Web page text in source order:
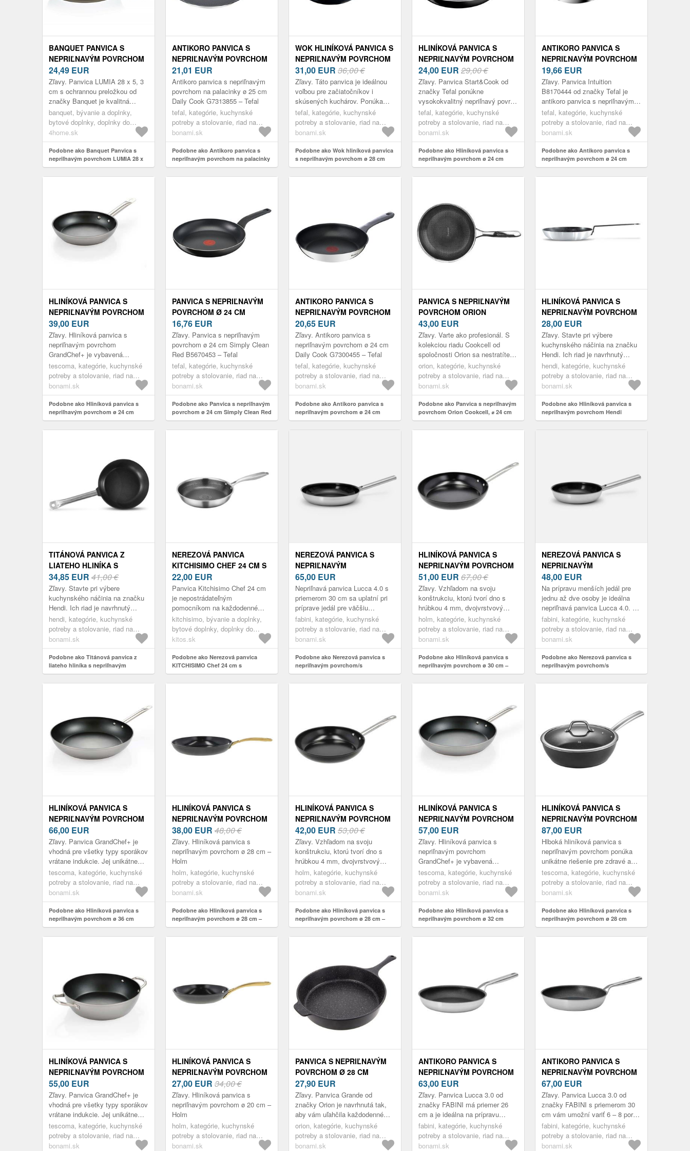
BANQUET PANVICA S
NEPRIĽNAVÝM POVRCHOM
LUMIA 28 X 5, 3 CM, PR. 28
CM
24,49 EUR
Zľavy. Panvica LUMIA 28 x 5, 3
cm s ochrannou preložkou od
značky Banquet je kvalitná
kovaná hliníková panvica s 3-
vrstvovým nepriľnavým
povrchom, ktorý ...
banquet, bývanie a doplnky,
bytové doplnky, doplnky do
kuchyne, varenie, panvice
4home.sk
Podobne ako Banquet Panvica s
nepriľnavým povrchom LUMIA 28 x
5, 3 cm, pr. 28 cm
ANTIKORO PANVICA S
NEPRIĽNAVÝM POVRCHOM
NA PALACINKY Ø 25 CM
DAILY COOK G7313855 –
TEFAL
21,01 EUR
Antikoro panvica s nepriľnavým
povrchom na palacinky ø 25 cm
Daily Cook G7313855 – Tefal
tefal, kategórie, kuchynské
potreby a stolovanie, riad na
varenie, panvice
bonami.sk
Podobne ako Antikoro panvica s
nepriľnavým povrchom na palacinky
ø 25 cm Daily Cook G7313855 – Tefal
WOK HLINÍKOVÁ PANVICA S
NEPRIĽNAVÝM POVRCHOM
Ø 28 CM BLACK STONE
G2811972 – TEFAL
31,00 EUR 36,00 €
Zľavy. Táto panvica je ideálnou
voľbou pre začiatočníkov i
skúsených kuchárov. Ponúka
vysokoodolný nepriľnavý povrch
Mineralia+ obohatený o pevné
minerály...
tefal, kategórie, kuchynské
potreby a stolovanie, riad na
varenie, panvice
bonami.sk
Podobne ako Wok hliníková panvica
s nepriľnavým povrchom ø 28 cm
Black stone G2811972 – Tefal
HLINÍKOVÁ PANVICA S
NEPRIĽNAVÝM POVRCHOM
Ø 24 CM START&COOK
C2720453 – TEFAL
24,00 EUR 29,00 €
Zľavy. Panvica Start&Cook od
značky Tefal ponúkne
vysokokvalitný nepriľnavý povrch
Titanium so špeciálnou úpravou
zabraňujúcou jeho poškriabaniu.
Zároveň ...
tefal, kategórie, kuchynské
potreby a stolovanie, riad na
varenie, panvice
bonami.sk
Podobne ako Hliníková panvica s
nepriľnavým povrchom ø 24 cm
Start&Cook C2720453 – Tefal
ANTIKORO PANVICA S
NEPRIĽNAVÝM POVRCHOM
Ø 24 CM INTUITION
B8170444 – TEFAL
19,66 EUR
Zľavy. Panvica Intuition
B8170444 od značky Tefal je
antikoro panvica s nepriľnavým
povrchom. Jej bezpečný
nepriľnavý povrch je úplne bez
PFOA, olova a ka...
tefal, kategórie, kuchynské
potreby a stolovanie, riad na
varenie, panvice
bonami.sk
Podobne ako Antikoro panvica s
nepriľnavým povrchom ø 24 cm
Intuition B8170444 – Tefal
HLINÍKOVÁ PANVICA S
NEPRIĽNAVÝM POVRCHOM
Ø 24 CM GRANDCHEF+ –
TESCOMA
39,00 EUR
Zľavy. Hliníková panvica s
nepriľnavým povrchom
GrandChef+ je vybavená
revolučným indukčným dnom
Supersonic, ktoré je jednoliate a
hladké. Toto inovatívne...
tescoma, kategórie, kuchynské
potreby a stolovanie, riad na
varenie, panvice
bonami.sk
Podobne ako Hliníková panvica s
nepriľnavým povrchom ø 24 cm
GrandChef+ – Tescoma
PANVICA S NEPRIĽNAVÝM
POVRCHOM Ø 24 CM
SIMPLY CLEAN RED
B5670453 – TEFAL
16,76 EUR
Zľavy. Panvica s nepriľnavým
povrchom ø 24 cm Simply Clean
Red B5670453 – Tefal
tefal, kategórie, kuchynské
potreby a stolovanie, riad na
varenie, panvice
bonami.sk
Podobne ako Panvica s nepriľnavým
povrchom ø 24 cm Simply Clean Red
B5670453 – Tefal
ANTIKORO PANVICA S
NEPRIĽNAVÝM POVRCHOM
Ø 24 CM DAILY COOK
G7300455 – TEFAL
20,65 EUR
Zľavy. Antikoro panvica s
nepriľnavým povrchom ø 24 cm
Daily Cook G7300455 – Tefal
tefal, kategórie, kuchynské
potreby a stolovanie, riad na
varenie, panvice
bonami.sk
Podobne ako Antikoro panvica s
nepriľnavým povrchom ø 24 cm
Daily Cook G7300455 – Tefal
PANVICA S NEPRIĽNAVÝM
POVRCHOM ORION
COOKCELL, ⌀ 24 CM
43,00 EUR
Zľavy. Varte ako profesionál. S
kolekciou riadu Cookcell od
spoločnosti Orion sa nestratíte
ani pri tých najnáročnejších
receptoch. 3 vrstvy, ktoré
tvoria...
orion, kategórie, kuchynské
potreby a stolovanie, riad na
varenie, panvice
bonami.sk
Podobne ako Panvica s nepriľnavým
povrchom Orion Cookcell, ⌀ 24 cm
HLINÍKOVÁ PANVICA S
NEPRIĽNAVÝM POVRCHOM
HENDI MARBLE, Ø 24 CM
28,00 EUR
Zľavy. Stavte pri výbere
kuchynského náčinia na značku
Hendi. Ich riad je navrhnutý
hlavne pre profesionálne varenie,
a preto s prehľadom odolá aj
dlhodob...
hendi, kategórie, kuchynské
potreby a stolovanie, riad na
varenie, panvice
bonami.sk
Podobne ako Hliníková panvica s
nepriľnavým povrchom Hendi
Marble, ø 24 cm
TITÁNOVÁ PANVICA Z
LIATEHO HLINÍKA S
NEPRIĽNAVÝM POVRCHOM
HENDI, Ø 24 CM
34,85 EUR 41,00 €
Zľavy. Stavte pri výbere
kuchynského náčinia na značku
Hendi. Ich riad je navrhnutý
hlavne pre profesionálne varenie,
a preto s prehľadom odolá aj
dlhodob...
hendi, kategórie, kuchynské
potreby a stolovanie, riad na
varenie, panvice
bonami.sk
Podobne ako Titánová panvica z
liateho hliníka s nepriľnavým
povrchom Hendi, ø 24 cm
NEREZOVÁ PANVICA
KITCHISIMO CHEF 24 CM S
NEPRIĽNAVÝM POVRCHOM
22,00 EUR
Panvica Kitchisimo Chef 24 cm
je nepostrádateľným
pomocníkom na každodenné
varenie. Jej pevné antikorové
telo s dokonalým rozvodom tepla
sa nekrúti...
kitchisimo, bývanie a doplnky,
bytové doplnky, doplnky do
kuchyne, varenie, panvice
kitos.sk
Podobne ako Nerezová panvica
KITCHISIMO Chef 24 cm s
nepriľnavým povrchom
NEREZOVÁ PANVICA S
NEPRIĽNAVÝM
POVRCHOM/S
KERAMICKÝM POVRCHOM
Ø 30 CM LUCCA 4.0 –
FABINI
65,00 EUR
Nepriľnavá panvica Lucca 4.0 s
priemerom 30 cm sa uplatní pri
príprave jedál pre väčšiu
spoločnosť, pretože zvládne
uvariť až osem porcií naraz. Je...
fabini, kategórie, kuchynské
potreby a stolovanie, riad na
varenie, panvice
bonami.sk
Podobne ako Nerezová panvica s
nepriľnavým povrchom/s
keramickým povrchom ø 30 cm
Lucca 4.0 – FABINI
HLINÍKOVÁ PANVICA S
NEPRIĽNAVÝM POVRCHOM
Ø 30 CM – HOLM
51,00 EUR 67,00 €
Zľavy. Vzhľadom na svoju
konštrukciu, ktorú tvorí dno s
hrúbkou 4 mm, dvojvrstvový
keramický povlak a silikónovo-
polyesterový povlak na vonkajšej
strane, ...
holm, kategórie, kuchynské
potreby a stolovanie, riad na
varenie, panvice
bonami.sk
Podobne ako Hliníková panvica s
nepriľnavým povrchom ø 30 cm –
Holm
NEREZOVÁ PANVICA S
NEPRIĽNAVÝM
POVRCHOM/S
KERAMICKÝM POVRCHOM
Ø 20 CM LUCCA 4.0 –
FABINI
48,00 EUR
Na prípravu menších jedál pre
jednu až dve osoby je ideálna
nepriľnavá panvica Lucca 4.0. S
priemerom 20 cm sa hodí na
ryby, vajíčka, restovanú zel...
fabini, kategórie, kuchynské
potreby a stolovanie, riad na
varenie, panvice
bonami.sk
Podobne ako Nerezová panvica s
nepriľnavým povrchom/s
keramickým povrchom ø 20 cm
Lucca 4.0 – FABINI
HLINÍKOVÁ PANVICA S
NEPRIĽNAVÝM POVRCHOM
Ø 36 CM GRANDCHEF+ –
TESCOMA
66,00 EUR
Zľavy. Panvica GrandChef+ je
vhodná pre všetky typy sporákov
vrátane indukcie. Jej unikátne
indukčné dno SUPERSONIC
zaisťuje rýchly ohrev a vysokú
tvarovú...
tescoma, kategórie, kuchynské
potreby a stolovanie, riad na
varenie, panvice
bonami.sk
Podobne ako Hliníková panvica s
nepriľnavým povrchom ø 36 cm
GrandChef+ – Tescoma
HLINÍKOVÁ PANVICA S
NEPRIĽNAVÝM POVRCHOM
Ø 28 CM – HOLM
38,00 EUR 48,00 €
Zľavy. Hliníková panvica s
nepriľnavým povrchom ø 28 cm –
Holm
holm, kategórie, kuchynské
potreby a stolovanie, riad na
varenie, panvice
bonami.sk
Podobne ako Hliníková panvica s
nepriľnavým povrchom ø 28 cm –
Holm
HLINÍKOVÁ PANVICA S
NEPRIĽNAVÝM POVRCHOM
Ø 28 CM – HOLM
42,00 EUR 53,00 €
Zľavy. Vzhľadom na svoju
konštrukciu, ktorú tvorí dno s
hrúbkou 4 mm, dvojvrstvový
keramický povlak a silikónovo-
polyesterový povlak na vonkajšej
strane, ...
holm, kategórie, kuchynské
potreby a stolovanie, riad na
varenie, panvice
bonami.sk
Podobne ako Hliníková panvica s
nepriľnavým povrchom ø 28 cm –
Holm
HLINÍKOVÁ PANVICA S
NEPRIĽNAVÝM POVRCHOM
Ø 32 CM GRANDCHEF+ –
TESCOMA
57,00 EUR
Zľavy. Hliníková panvica s
nepriľnavým povrchom
GrandChef+ je vybavená
revolučným indukčným dnom
Supersonic, ktoré je jednoliate a
hladké. Toto inovatívne...
tescoma, kategórie, kuchynské
potreby a stolovanie, riad na
varenie, panvice
bonami.sk
Podobne ako Hliníková panvica s
nepriľnavým povrchom ø 32 cm
GrandChef+ – Tescoma
HLINÍKOVÁ PANVICA S
NEPRIĽNAVÝM POVRCHOM
Ø 28 CM PRESIDENT – ​​
TESCOMA
87,00 EUR
Hlboká hliníková panvica s
nepriľnavým povrchom ponúka
unikátne riešenie pre zdravé a
chutné varenie. Vnútorný povrch
panvice je opatrený špeciálne...
tescoma, kategórie, kuchynské
potreby a stolovanie, riad na
varenie, panvice
bonami.sk
Podobne ako Hliníková panvica s
nepriľnavým povrchom ø 28 cm
President – ​​Tescoma
HLINÍKOVÁ PANVICA S
NEPRIĽNAVÝM POVRCHOM
Ø 30 CM GRANDCHEF+ –
TESCOMA
55,00 EUR
Zľavy. Panvica GrandChef+ je
vhodná pre všetky typy sporákov
vrátane indukcie. Jej unikátne
indukčné dno SUPERSONIC
zaisťuje rýchly ohrev a vysokú
tvarovú...
tescoma, kategórie, kuchynské
potreby a stolovanie, riad na
varenie, panvice
bonami.sk
HLINÍKOVÁ PANVICA S
NEPRIĽNAVÝM POVRCHOM
Ø 20 CM – HOLM
27,00 EUR 34,00 €
Zľavy. Hliníková panvica s
nepriľnavým povrchom ø 20 cm –
Holm
holm, kategórie, kuchynské
potreby a stolovanie, riad na
varenie, panvice
bonami.sk
PANVICA S NEPRIĽNAVÝM
POVRCHOM Ø 28 CM
GRANDE – ORION
27,90 EUR
Zľavy. Panvica Grande od
značky Orion je navrhnutá tak,
aby vám uľahčila každodenné
varenie. Jej korpus je vyrobený
zo stabilnej hliníkovej zliatiny a
pýš...
orion, kategórie, kuchynské
potreby a stolovanie, riad na
varenie, panvice
bonami.sk
ANTIKORO PANVICA S
NEPRIĽNAVÝM POVRCHOM
Ø 26 CM LUCCA 3.0 –
FABINI
63,00 EUR
Zľavy. Panvica Lucca 3.0 od
značky FABINI má priemer 26
cm a je ideálna na prípravu
omeliet, palaciniek, placiek, rýb
alebo napríklad omáčky na
cestoviny....
fabini, kategórie, kuchynské
potreby a stolovanie, riad na
varenie, panvice
bonami.sk
ANTIKORO PANVICA S
NEPRIĽNAVÝM POVRCHOM
Ø 30 CM LUCCA 3.0 –
FABINI
67,00 EUR
Zľavy. Panvica Lucca 3.0 od
značky FABINI s priemerom 30
cm vám umožní variť 6 – 8 porcií
naraz. Najviac ju využijete pri
príprave vaječných jedál,
palaci...
fabini, kategórie, kuchynské
potreby a stolovanie, riad na
varenie, panvice
bonami.sk